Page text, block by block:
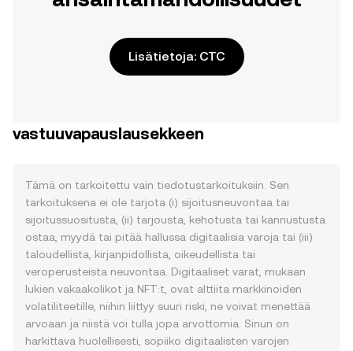
Lisätietoja: CTC
vastuuvapauslausekkeen
Tämä on tarkoitettu vain tiedotustarkoituksiin. Sen
tarkoituksena ei ole tarjota (i) sijoitusneuvontaa tai
sijoitussuositusta, (ii) tarjousta, kehotusta tai kannustusta
ostaa, myydä tai pitää hallussa digitaalisia varoja tai (iii)
taloudellista, kirjanpidollista, oikeudellista tai
veroperusteista neuvontaa. Digitaaliset varat, mukaan
lukien vakaakolikot ja NFT:t, ovat alttiita markkinoiden
volatiliteetille, niihin liittyy suuri riski, ne voivat menettää
arvoaan ja niistä voi tulla jopa arvottomia. Sinun on
harkittava huolellisesti, sopiiko digitaalisten varojen